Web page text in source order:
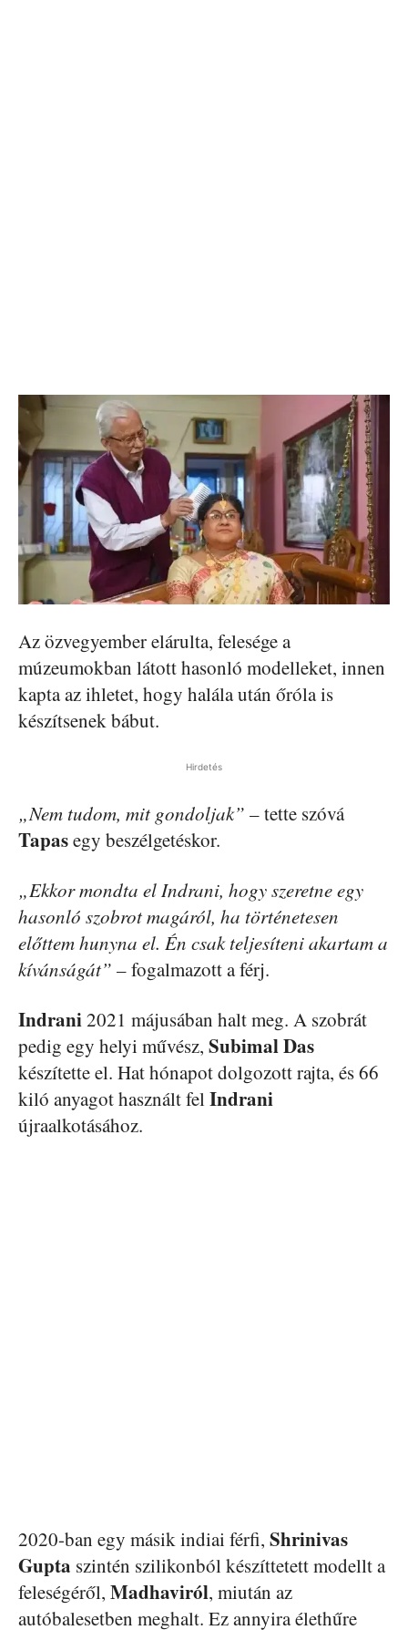
Az özvegyember elárulta, felesége a
múzeumokban látott hasonló modelleket, innen
kapta az ihletet, hogy halála után őróla is
készítsenek bábut.
Hirdetés
„Nem tudom, mit gondoljak” – tette szóvá
Tapasegy beszélgetéskor.
„Ekkor mondta el Indrani, hogy szeretne egy
hasonló szobrot magáról, ha történetesen
előttem hunyna el. Én csak teljesíteni akartam a
kívánságát” – fogalmazott a férj.
Indrani2021 májusában halt meg. A szobrát
pedig egy helyi művész, Subimal Das
készítette el. Hat hónapot dolgozott rajta, és 66
kiló anyagot használt felIndrani
újraalkotásához.
2020-ban egy másik indiai férfi, Shrinivas
Gupta szintén szilikonból készíttetett modellt a
feleségéről, Madhaviról, miután az
autóbalesetben meghalt. Ez annyira élethűre